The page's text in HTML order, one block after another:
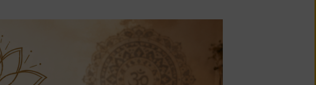
Lebensberatung
Yoga Coaching
Stadt-Center